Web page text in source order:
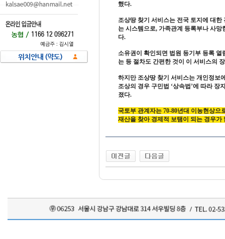
했다.
조상땅 찾기 서비스는 전국 토지 에 대한
는 시스템으로, 가족관계 등록부나 사
다.
소유권이 확인되면 법원 등기부 등록
는 등 절차도 간편한 것이 이 서비스의
하지만 조상땅 찾기 서비스는 개인정보
조상의 경우 구민법 ‘상속법’에 따라
졌다.
국토부 관계자는 70-80년대 이농현상
재산을 찾아 경제적 보탬이 되는 경우가